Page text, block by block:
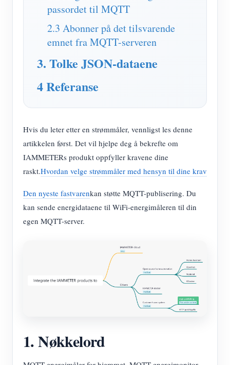
Solar PV System Energy Monitor
Strømforbruksmåler
PV-varmekontrollsystem
Hjemmeautomatisering
Fabrikkenergiovervåking
butikk
Ressurser
Hurtigstart for produktet
Dokument
Opplæringsvideo
FAQ
Nyheter
Blogger
Utvikler
Utforske
passordet til MQTT
2.3 Abonner på det tilsvarende
emnet fra MQTT-serveren
3. Tolke JSON-dataene
4 Referanse
Hvis du leter etter en strømmåler, vennligst les denne
artikkelen først. Det vil hjelpe deg å bekrefte om
IAMMETERs produkt oppfyller kravene dine
raskt.Hvordan velge strømmåler med hensyn til dine krav
Den nyeste fastvarenkan støtte MQTT-publisering. Du
kan sende energidataene til WiFi-energimåleren til din
egen MQTT-server.
1. Nøkkelord